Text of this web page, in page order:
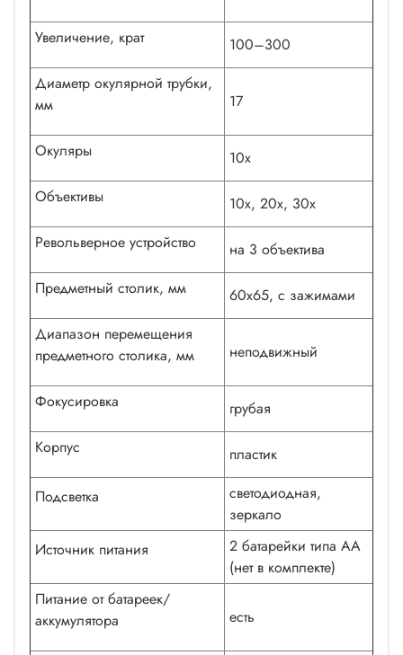
Увеличение, крат
100–300
Диаметр окулярной трубки,
мм
17
Окуляры
10x
Объективы
10x, 20х, 30х
Револьверное устройство
на 3 объектива
Предметный столик, мм
60x65, с зажимами
Диапазон перемещения
предметного столика, мм
неподвижный
Фокусировка
грубая
Корпус
пластик
Подсветка
светодиодная,
зеркало
Источник питания
2 батарейки типа АА
(нет в комплекте)
Питание от батареек/
аккумулятора
есть